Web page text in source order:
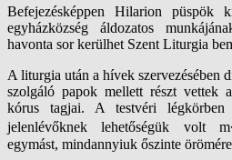
Befejezésképpen Hilarion püspök
egyházközség áldozatos
havonta sor kerülhet Szent Liturgia
A liturgia után a hívek szervezésében
szolgáló papok mellett részt vettek
kórus tagjai. A testvéri légkörben
jelenlévőknek lehetőségük volt
egymást, mindannyiuk őszinte